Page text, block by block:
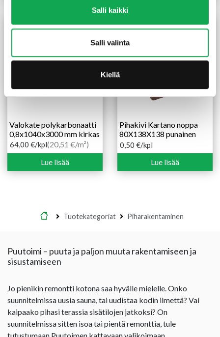
Salli kaikki
Salli valinta
Kiellä
Valokate polykarbonaatti
0,8x1040x3000 mm kirkas
64,00 €/kpl(20,51 €/m²)
Lue lisää
Pihakivi Kartano noppa
80X138X138 punainen
0,50 €/kpl
Lue lisää
Etusivu
Tuotekategoriat Piharakentaminen
Puutoimi – puuta ja paljon muuta rakentamiseen ja
sisustamiseen
Jo pienikin remontti kotona saa hyvälle mielelle. Onko
suunnitelmissa uusia sauna, tai uudistaa kodin ilmettä? Vai
kaipaako pihasi terassia sisätilojen jatkoksi? On
suunnitelmissa sitten isoa tai pientä remonttia, tule